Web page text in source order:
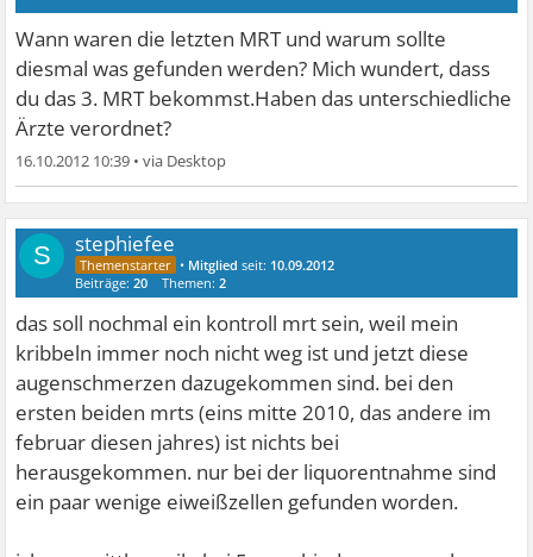
Wann waren die letzten MRT und warum sollte
diesmal was gefunden werden? Mich wundert, dass
du das 3. MRT bekommst.Haben das unterschiedliche
Ärzte verordnet?
16.10.2012 10:39 •
S stephiefee
• Mitglied seit: 10.09.2012
Beiträge:20 Themen:2
das soll nochmal ein kontroll mrt sein, weil mein
kribbeln immer noch nicht weg ist und jetzt diese
augenschmerzen dazugekommen sind. bei den
ersten beiden mrts (eins mitte 2010, das andere im
februar diesen jahres) ist nichts bei
herausgekommen. nur bei der liquorentnahme sind
ein paar wenige eiweißzellen gefunden worden.